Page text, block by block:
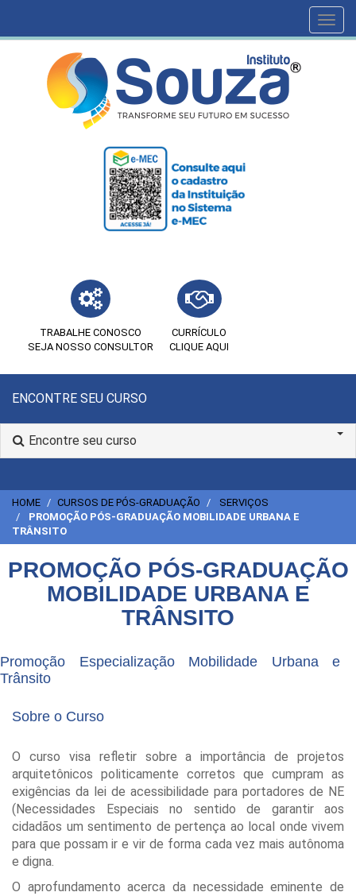
TRABALHE CONOSCO
SEJA NOSSO CONSULTOR
CURRÍCULO
CLIQUE AQUI
ENCONTRE SEU CURSO
Encontre seu curso
HOME CURSOS DE PÓS-GRADUAÇÃO
SERVIÇOS
PROMOÇÃO PÓS-GRADUAÇÃO MOBILIDADE URBANA E
TRÂNSITO
PROMOÇÃO PÓS-GRADUAÇÃO
MOBILIDADE URBANA E
TRÂNSITO
Promoção Especialização Mobilidade Urbana e
Trânsito
Sobre o Curso
O curso visa refletir sobre a importância de projetos
arquitetônicos politicamente corretos que cumpram as
exigências da lei de acessibilidade para portadores de NE
(Necessidades Especiais no sentido de garantir aos
cidadãos um sentimento de pertença ao local onde vivem
para que possam ir e vir de forma cada vez mais autônoma
e digna.
O aprofundamento acerca da necessidade eminente de